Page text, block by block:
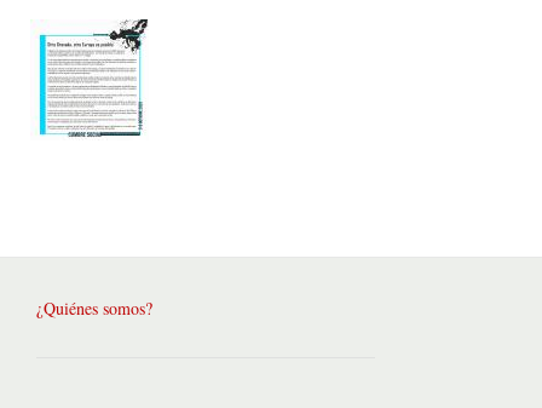
¿Quiénes somos?